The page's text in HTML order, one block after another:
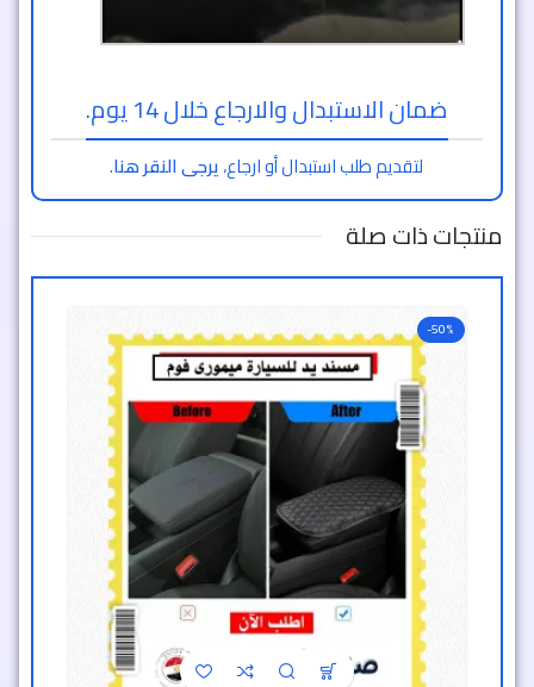
ضمان الاستبدال والارجاع خلال 14 يوم.
لتقديم طلب استبدال أو ارجاع،يرجى النقر هنا.
منتجات ذات صلة
-50%